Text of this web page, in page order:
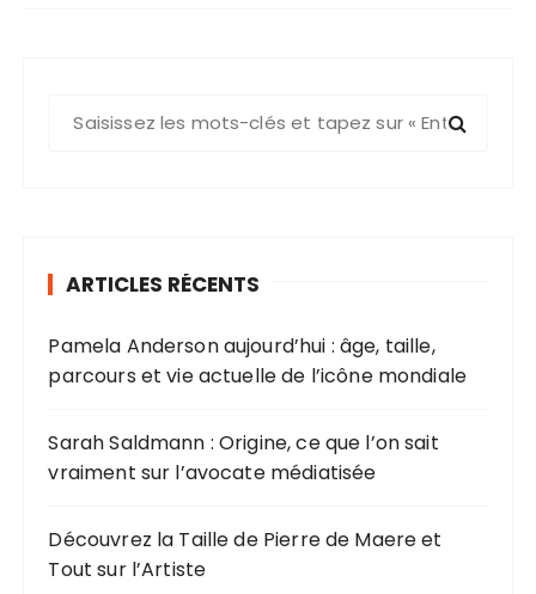
e
p
u
r
:
ARTICLES RÉCENTS
Pamela Anderson aujourd’hui : âge, taille,
parcours et vie actuelle de l’icône mondiale
Sarah Saldmann : Origine, ce que l’on sait
vraiment sur l’avocate médiatisée
Découvrez la Taille de Pierre de Maere et
Tout sur l’Artiste